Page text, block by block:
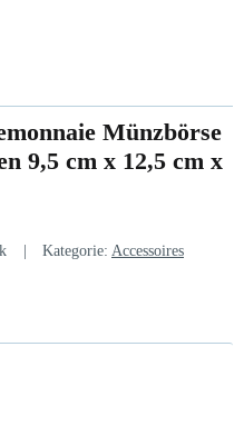
Münzbörse
9,5 cm x 12,5 cm x
Kategorie: Accessoires